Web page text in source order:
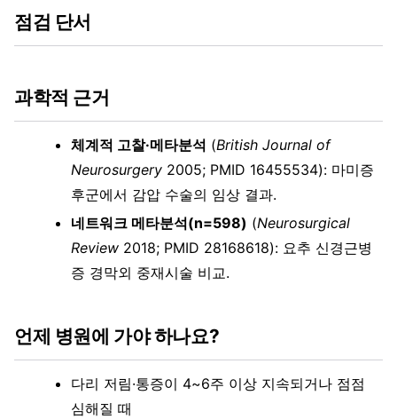
점검 단서
과학적 근거
체계적 고찰·메타분석 (British Journal of
Neurosurgery 2005; PMID 16455534): 마미증
후군에서 감압 수술의 임상 결과.
네트워크 메타분석(n=598) (Neurosurgical
Review 2018; PMID 28168618): 요추 신경근병
증 경막외 중재시술 비교.
언제 병원에 가야 하나요?
다리 저림·통증이 4~6주 이상 지속되거나 점점
심해질 때